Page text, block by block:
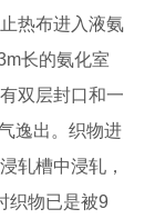
热布进入液氨
长的氨化室
双层封口和一
逸出。织物进
轧槽中浸轧，
织物已是被9